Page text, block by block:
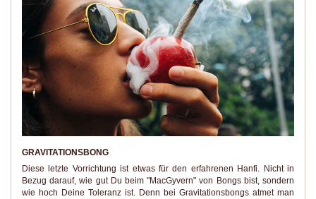
GRAVITATIONSBONG
Diese letzte Vorrichtung ist etwas für den erfahrenen Hanfi. Nicht in
Bezug darauf, wie gut Du beim "MacGyvern" von Bongs bist, sondern
wie hoch Deine Toleranz ist. Denn bei Gravitationsbongs atmet man